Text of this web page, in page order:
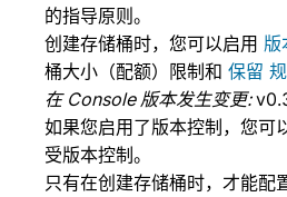
的指导原则。
创建存储桶时，您可以启用 版
桶大小（配额）限制和 保留
在 Console 版本发生变更:
如果您启用了版本控制，您可
受版本控制。
只有在创建存储桶时，才能配